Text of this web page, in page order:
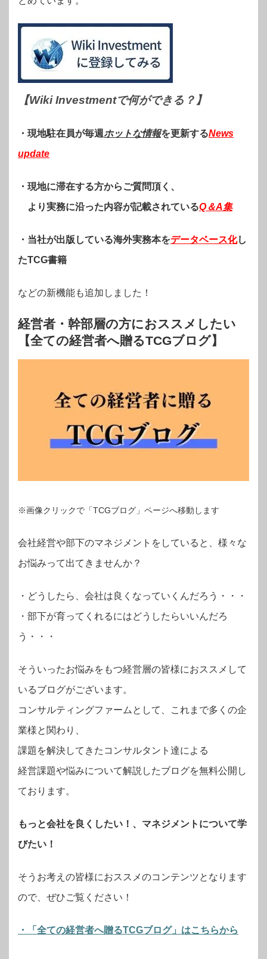
【Wiki Investmentで何ができる？ 】
・現地駐在員が毎週ホットな情報を更新するNews
update
・現地に滞在する方からご質問頂く、
より実務に沿った内容が記載されているQ＆A集
・当社が出版している海外実務本をデータベース化し
たTCG書籍
などの新機能も追加しました！
経営者・幹部層の方におススメしたい
【全ての経営者へ贈るTCGブログ】
※画像クリックで「TCGブログ」ページへ移動します
会社経営や部下のマネジメントをしていると、様々な
お悩みって出てきませんか？
・ どうしたら、会社は良くなっていくんだろう・・・
・部下が育ってくれるにはどうしたらいいんだろ
う・・・
そういったお悩みをもつ経営層の皆様におススメして
いるブログがございます。
コンサルティングファームとして、これまで多くの企
業様と関わり、
課題を解決してきたコンサルタント達による
経営課題や悩みについて解説したブログを無料公開し
ております。
もっと会社を良くしたい！、マネジメントについて学
びたい！
そうお考えの皆様におススメのコンテンツとなります
ので、ぜひご覧ください！
・「全ての経営者へ贈るTCGブログ」はこちらから